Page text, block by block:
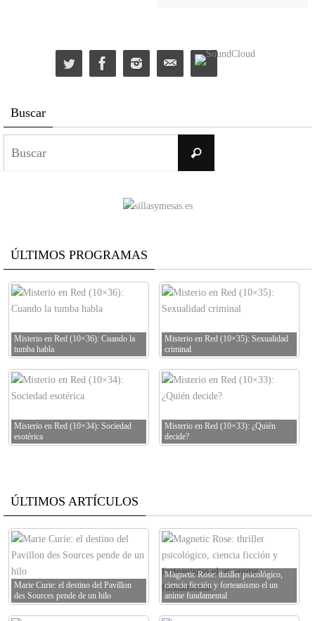
Buscar
Buscar
ÚLTIMOS PROGRAMAS
Misterio en Red (10×36): Cuando la
tumba habla
Misterio en Red (10×35): Sexualidad
criminal
Misterio en Red (10×34): Sociedad
esotérica
Misterio en Red (10×33): ¿Quién
decide?
ÚLTIMOS ARTÍCULOS
Marie Curie: el destino del Pavillon
des Sources pende de un hilo
Magnetic Rose: thriller psicológico,
ciencia ficción y forteanismo el un
anime fundamental